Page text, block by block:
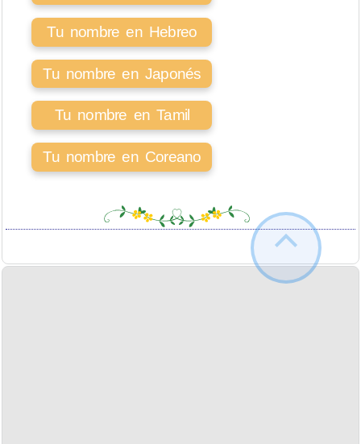
Tu nombre en Hebreo
Tu nombre en Japonés
Tu nombre en Tamil
Tu nombre en Coreano